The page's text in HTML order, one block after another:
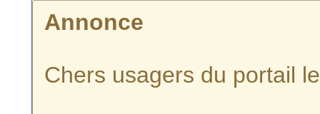
Annonce
Chers usagers du portail